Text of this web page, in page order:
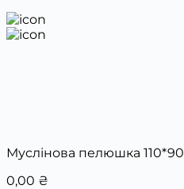
Муслінова пелюшка 110*90
0,00 ₴